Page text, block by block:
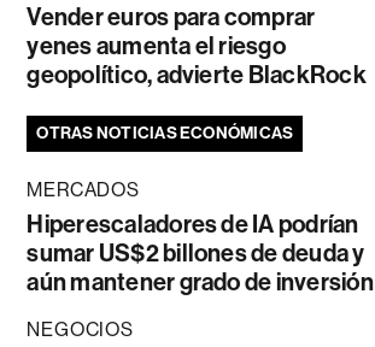
Vender euros para comprar
yenes aumenta el riesgo
geopolítico, advierte BlackRock
OTRAS NOTICIAS ECONÓMICAS
MERCADOS
Hiperescaladores de IA podrían
sumar US$2 billones de deuda y
aún mantener grado de inversión
NEGOCIOS